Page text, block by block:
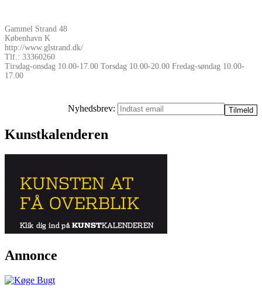
Gammel Strand 48
København K
http://www.glstrand.dk/
Tlf.: 33360260
Tirsdag-onsdag 10.00-17.00 Torsdag 10.00-20.00 Fredag-søndag 10.00-
17.00
Nyhedsbrev:
Kunstkalenderen
Annonce